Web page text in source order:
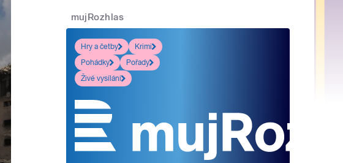
mujRozhlas
Hry a četby
Krimi
Pohádky
Pořady
Živé vysílání